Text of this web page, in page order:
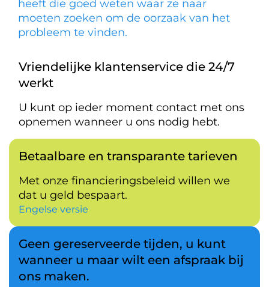
heeft die goed weten waar ze naar
moeten zoeken om de oorzaak van het
probleem te vinden.
Vriendelijke klantenservice die 24/7
werkt
U kunt op ieder moment contact met ons
opnemen wanneer u ons nodig hebt.
Betaalbare en transparante tarieven
Met onze financieringsbeleid willen we
dat u geld bespaart.
Engelse versie
Geen gereserveerde tijden, u kunt
wanneer u maar wilt een afspraak bij
ons maken.